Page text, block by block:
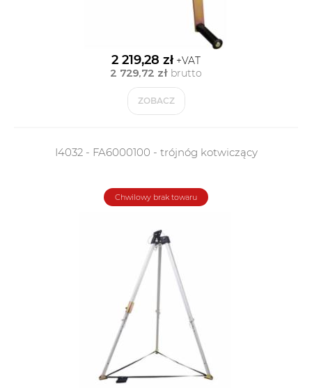
2 219,28 zł +VAT
2 729,72 zł brutto
ZOBACZ
I4032 - FA6000100 - trójnóg kotwiczący
Chwilowy brak towaru